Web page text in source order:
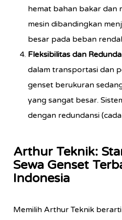
hemat bahan bakar dan
mesin dibandingkan
besar pada beban
Fleksibilitas dan
dalam transportasi dan
genset berukuran
yang sangat besar.
dengan redundansi
Arthur Teknik:
Sewa Genset
Indonesia
Memilih Arthur Teknik